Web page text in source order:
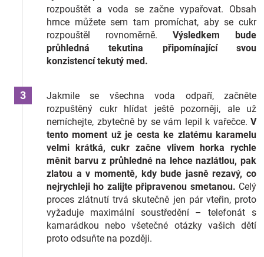
rozpouštět a voda se začne vypařovat. Obsah
hrnce můžete sem tam promíchat, aby se cukr
rozpouštěl rovnoměrně. Výsledkem bude
průhledná tekutina připomínající svou
konzistencí tekutý med.
Jakmile se všechna voda odpaří, začněte
rozpuštěný cukr hlídat ještě pozorněji, ale už
nemíchejte, zbytečně by se vám lepil k vařečce. V
tento moment už je cesta ke zlatému karamelu
velmi krátká, cukr začne vlivem horka rychle
měnit barvu z průhledné na lehce nazlátlou, pak
zlatou a v momentě, kdy bude jasně rezavý, co
nejrychleji ho zalijte připravenou smetanou. Celý
proces zlátnutí trvá skutečně jen pár vteřin, proto
vyžaduje maximální soustředění – telefonát s
kamarádkou nebo všetečné otázky vašich dětí
proto odsuňte na později.